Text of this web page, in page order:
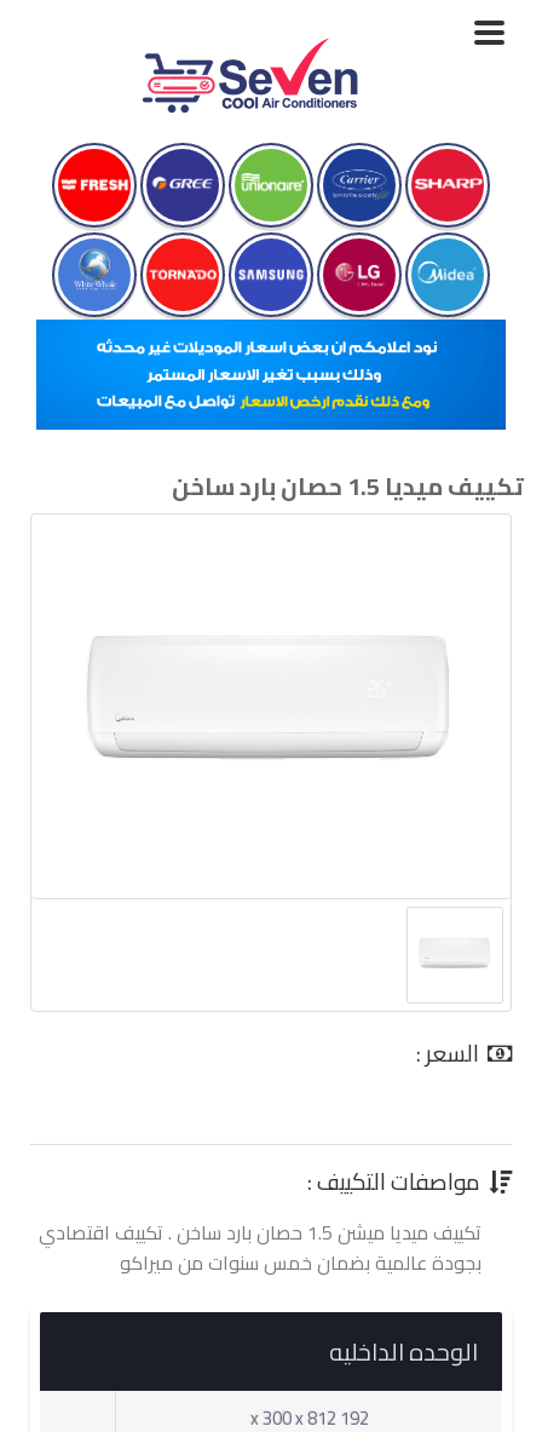
Toggle
تكييف ميديا 1.5 حصان بارد ساخن
السعر :
مواصفات التكييف :
تكييف ميديا ميشن 1.5 حصان بارد ساخن . تكييف اقتصادي
بجودة عالمية بضمان خمس سنوات من ميراكو
الوحده الداخليه
192 x 300 x 812